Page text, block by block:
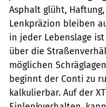
Asphalt glüht,
Lenkpräzion bleiben
in jeder Lebenslage
über die
möglichen
beginnt der Conti zu
kalkulierbar. Auf der